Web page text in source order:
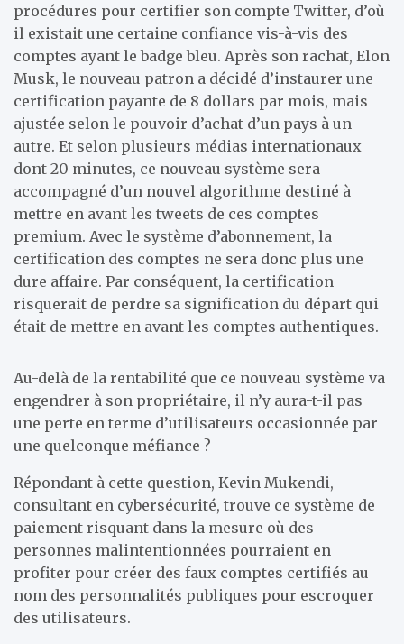
procédures pour certifier son compte Twitter, d’où
il existait une certaine confiance vis-à-vis des
comptes ayant le badge bleu. Après son rachat, Elon
Musk, le nouveau patron a décidé d’instaurer une
certification payante de 8 dollars par mois, mais
ajustée selon le pouvoir d’achat d’un pays à un
autre. Et selon plusieurs médias internationaux
dont 20 minutes, ce nouveau système sera
accompagné d’un nouvel algorithme destiné à
mettre en avant les tweets de ces comptes
premium. Avec le système d’abonnement, la
certification des comptes ne sera donc plus une
dure affaire. Par conséquent, la certification
risquerait de perdre sa signification du départ qui
était de mettre en avant les comptes authentiques.
Au-delà de la rentabilité que ce nouveau système va
engendrer à son propriétaire, il n’y aura-t-il pas
une perte en terme d’utilisateurs occasionnée par
une quelconque méfiance ?
Répondant à cette question, Kevin Mukendi,
consultant en cybersécurité, trouve ce système de
paiement risquant dans la mesure où des
personnes malintentionnées pourraient en
profiter pour créer des faux comptes certifiés au
nom des personnalités publiques pour escroquer
des utilisateurs.